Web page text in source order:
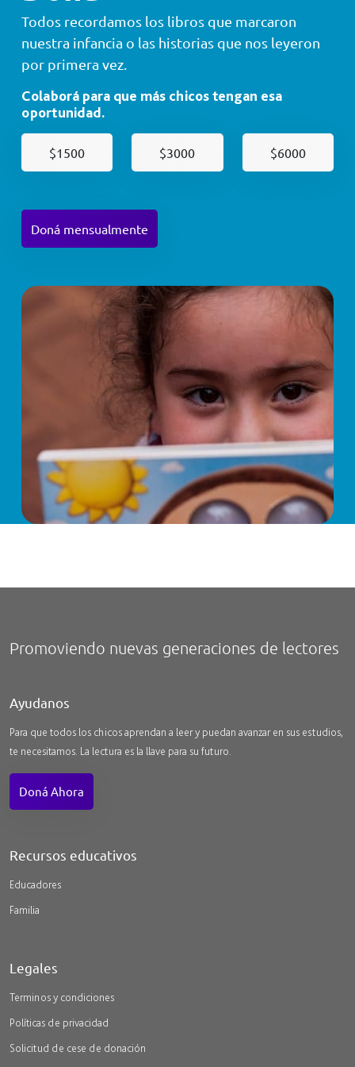
Todos recordamos los libros que marcaron
nuestra infancia o las historias que nos leyeron
por primera vez.
Colaborá para que más chicos tengan esa
oportunidad.
$1500 $3000 $6000
Doná mensualmente
Promoviendo nuevas generaciones de lectores
Ayudanos
Para que todos los chicos aprendan a leer y puedan avanzar en sus estudios,
te necesitamos. La lectura es la llave para su futuro.
Doná Ahora
Recursos educativos
Educadores
Familia
Legales
Terminos y condiciones
Políticas de privacidad
Solicitud de cese de donación